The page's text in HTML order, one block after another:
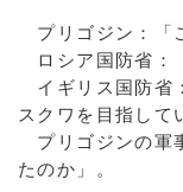
プリゴジン：「
ロシア国防省：
イギリス国防省
スクワを目指して
プリゴジンの軍
たのか」。